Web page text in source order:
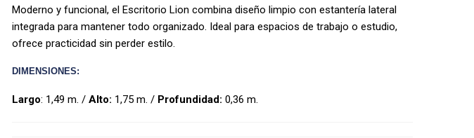
Moderno y funcional, el Escritorio Lion combina diseño limpio con estantería lateral
integrada para mantener todo organizado. Ideal para espacios de trabajo o estudio,
ofrece practicidad sin perder estilo.
DIMENSIONES:
Largo: 1,49 m. / Alto: 1,75 m. / Profundidad: 0,36 m.